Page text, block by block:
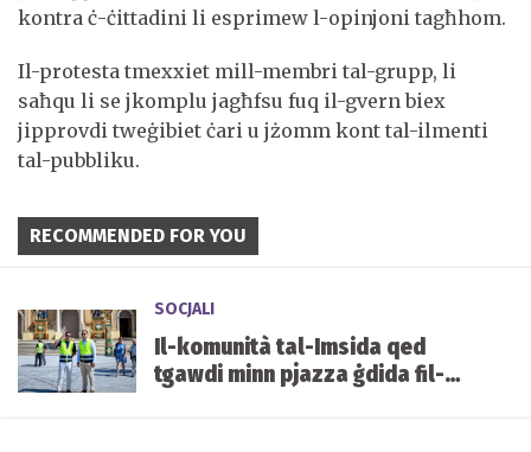
kontra ċ-ċittadini li esprimew l-opinjoni tagħhom.
Il-protesta tmexxiet mill-membri tal-grupp, li
saħqu li se jkomplu jagħfsu fuq il-gvern biex
jipprovdi tweġibiet ċari u jżomm kont tal-ilmenti
tal-pubbliku.
RECOMMENDED FOR YOU
SOCJALI
Il-komunità tal-Imsida qed
tgawdi minn pjazza ġdida fil-